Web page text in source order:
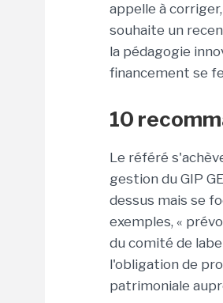
appelle à
souhaite un
la pédagogie
financement se
10
Le référé
gestion du GIP
dessus mais se
exemples, «
du comité de
l'obligation de
patrimoniale